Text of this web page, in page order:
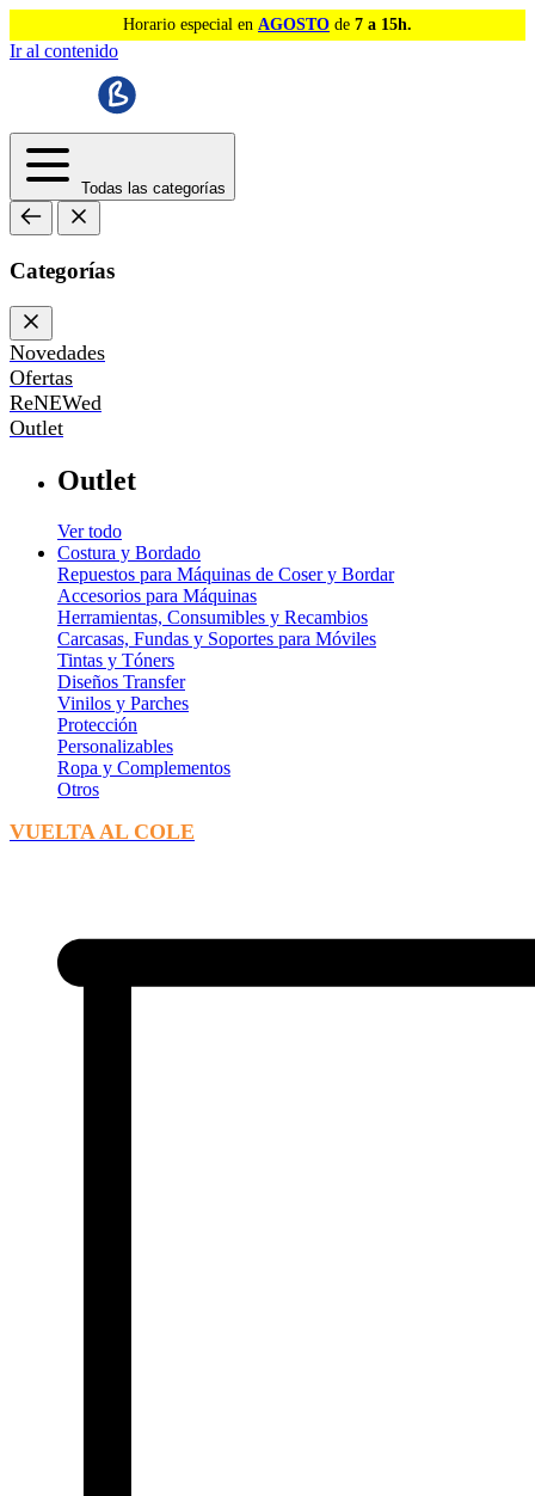
Horario especial en AGOSTO de 7 a 15h.
Ir al contenido
Todas las categorías
Categorías
Novedades
Ofertas
ReNEWed
Outlet
Outlet
Ver todo
Costura y Bordado
Repuestos para Máquinas de Coser y Bordar
Accesorios para Máquinas
Herramientas, Consumibles y Recambios
Carcasas, Fundas y Soportes para Móviles
Tintas y Tóners
Diseños Transfer
Vinilos y Parches
Protección
Personalizables
Ropa y Complementos
Otros
VUELTA AL COLE